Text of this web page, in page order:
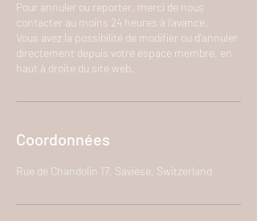
Pour annuler ou reporter, merci de nous
contacter au moins 24 heures à l’avance.
Vous avez la possibilité de modifier ou d'annuler
directement depuis votre espace membre, en
haut à droite du site web.
Coordonnées
Rue de Chandolin 17, Savièse, Switzerland